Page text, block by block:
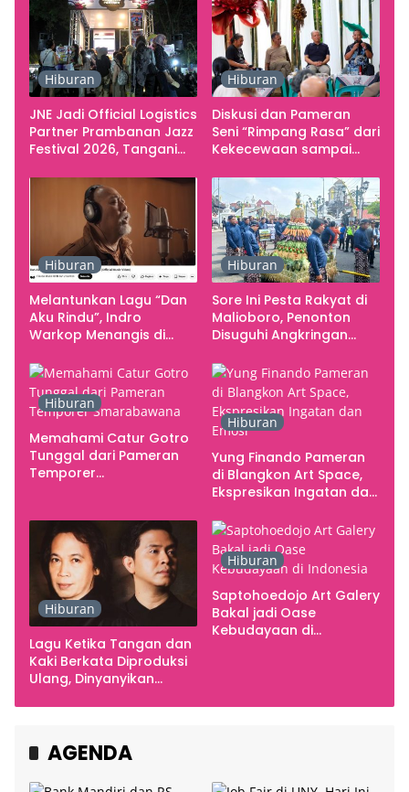
Hiburan
JNE Jadi Official Logistics
Partner Prambanan Jazz
Festival 2026, Tangani
Kebutuhan Konser
Hiburan
Diskusi dan Pameran
Seni “Rimpang Rasa” dari
Kekecewaan sampai
Yogyakarta sebagai
Pusat Pergerakan Seni
Rupa Indonesia
Hiburan
Melantunkan Lagu “Dan
Aku Rindu”, Indro
Warkop Menangis di
Hiburan
Sore Ini Pesta Rakyat di
Malioboro, Penonton
Disuguhi Angkringan
Hiburan
Memahami Catur Gotro
Tunggal dari Pameran
Temporer
Hiburan
Yung Finando Pameran
di Blangkon Art Space,
Ekspresikan Ingatan dan
Hiburan
Lagu Ketika Tangan dan
Kaki Berkata Diproduksi
Ulang, Dinyanyikan
Chrisye
Hiburan
Saptohoedojo Art Galery
Bakal jadi Oase
Kebudayaan di
AGENDA